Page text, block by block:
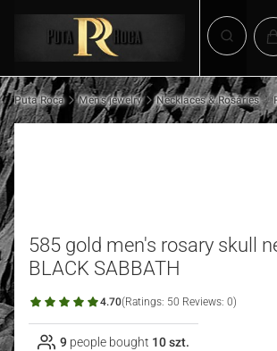
Open
Puta Roca Men's jewelry Necklaces & Rosaries
585 gold men's rosary skull
BLACK SABBATH
4.70(Ratings: 50 Reviews: 0)
9 people bought 10 szt.